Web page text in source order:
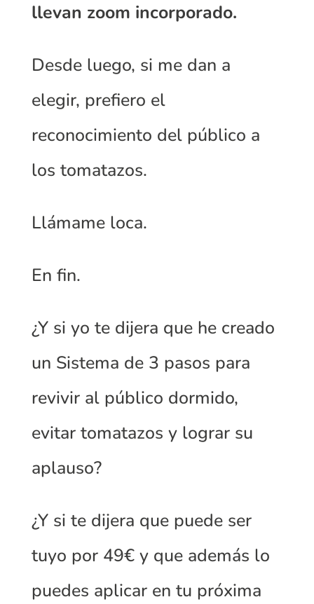
llevan zoom incorporado.
Desde luego, si me dan a
elegir, prefiero el
reconocimiento del público a
los tomatazos.
Llámame loca.
En fin.
¿Y si yo te dijera que he creado
un Sistema de 3 pasos para
revivir al público dormido,
evitar tomatazos y lograr su
aplauso?
¿Y si te dijera que puede ser
tuyo por 49€ y que además lo
puedes aplicar en tu próxima